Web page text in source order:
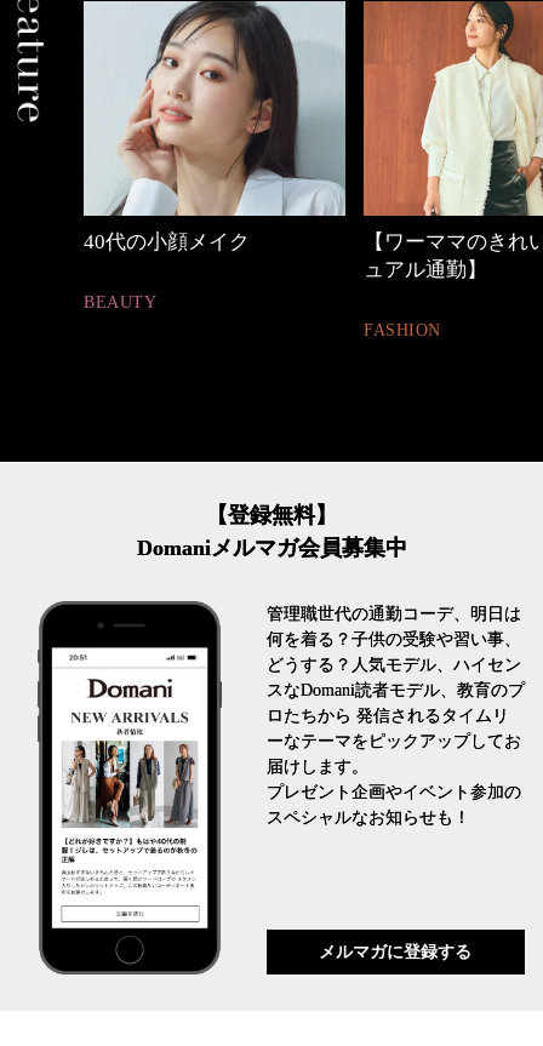
【ワーママのきれいめカジ
心地よくいられる
とは
FASHION
【登録無料】
Domaniメルマガ会員募集中
管理職世代の通勤コーデ、明日は
何を着る？子供の受験や習い事、
どうする？人気モデル、ハイセン
スなDomani読者モデル、教育のプ
ロたちから 発信されるタイムリ
ーなテーマをピックアップしてお
届けします。
プレゼント企画やイベント参加の
スペシャルなお知らせも！
メルマガに登録する